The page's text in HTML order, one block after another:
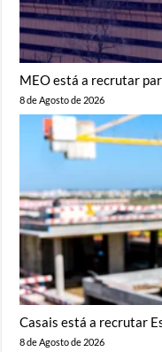
MEO está a recrutar
8 de Agosto de 2026
Casais está a recrutar
8 de Agosto de 2026